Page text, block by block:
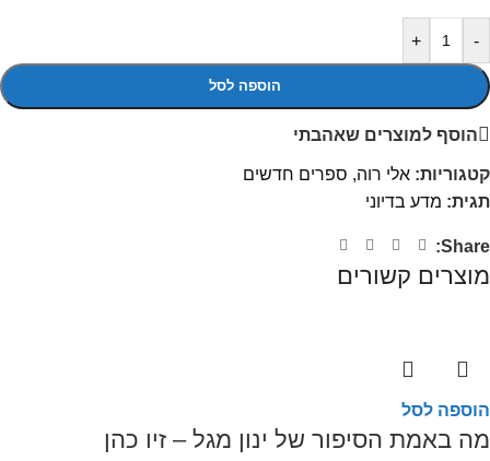
-
+
הוספה לסל
הוסף למוצרים שאהבתי
קטגוריות: אלי רוה, ספרים חדשים
תגית: מדע בדיוני
Share:
מוצרים קשורים
הוספה לסל
מה באמת הסיפור של ינון מגל – זיו כהן